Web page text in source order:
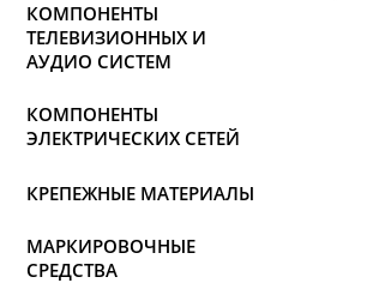
КОМПОНЕНТЫ
ТЕЛЕВИЗИОННЫХ И
АУДИО СИСТЕМ
КОМПОНЕНТЫ
ЭЛЕКТРИЧЕСКИХ СЕТЕЙ
КРЕПЕЖНЫЕ МАТЕРИАЛЫ
МАРКИРОВОЧНЫЕ
СРЕДСТВА